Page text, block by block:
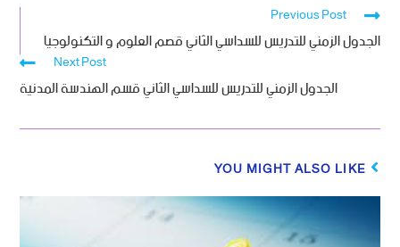
Previous Post
الجدول الزمني للتدريس للسداسي الثاني قصم العلوم و التكنولوجيا
Next Post
الجدول الزمني للتدريس للسداسي الثاني قسم الهندسة المدنية
YOU MIGHT ALSO LIKE